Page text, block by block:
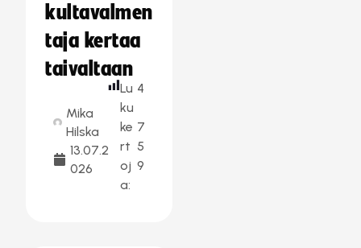
kultavalmen
taja kertaa
taivaltaan
Mika
Hilska
13.07.2
026
Lu
ku
ke
rt
oj
a:
4
7
5
9